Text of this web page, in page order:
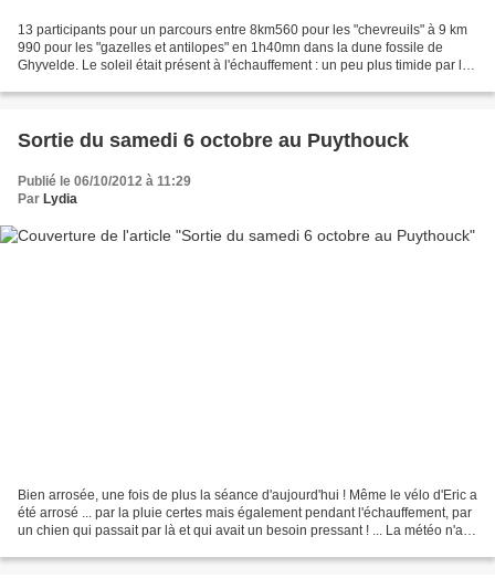
13 participants pour un parcours entre 8km560 pour les "chevreuils" à 9 km
990 pour les "gazelles et antilopes" en 1h40mn dans la dune fossile de
Ghyvelde. Le soleil était présent à l'échauffement : un peu plus timide par la
Sortie du samedi 6 octobre au Puythouck
Publié le 06/10/2012 à 11:29
Par Lydia
Bien arrosée, une fois de plus la séance d'aujourd'hui ! Même le vélo d'Eric a
été arrosé ... par la pluie certes mais également pendant l'échauffement, par
un chien qui passait par là et qui avait un besoin pressant ! ... La météo n'a